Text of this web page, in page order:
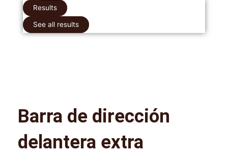
Results
See all results
Barra de dirección
delantera extra